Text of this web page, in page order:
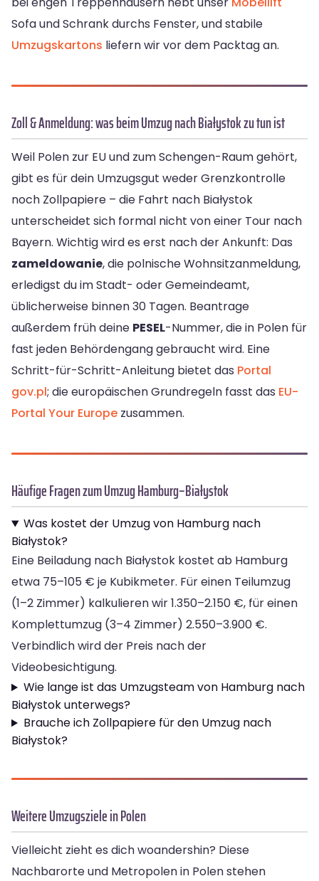
Sofa und Schrank durchs Fenster, und stabile
Umzugskartons liefern wir vor dem Packtag an.
Zoll & Anmeldung: was beim Umzug nach Białystok zu tun ist
Weil Polen zur EU und zum Schengen-Raum gehört,
gibt es für dein Umzugsgut weder Grenzkontrolle
noch Zollpapiere – die Fahrt nach Białystok
unterscheidet sich formal nicht von einer Tour nach
Bayern. Wichtig wird es erst nach der Ankunft: Das
zameldowanie, die polnische Wohnsitzanmeldung,
erledigst du im Stadt- oder Gemeindeamt,
üblicherweise binnen 30 Tagen. Beantrage
außerdem früh deine PESEL-Nummer, die in Polen für
fast jeden Behördengang gebraucht wird. Eine
Schritt-für-Schritt-Anleitung bietet das Portal
gov.pl; die europäischen Grundregeln fasst das EU-
Portal Your Europe zusammen.
Häufige Fragen zum Umzug Hamburg–Białystok
Was kostet der Umzug von Hamburg nach
Białystok?
Eine Beiladung nach Białystok kostet ab Hamburg
etwa 75–105 € je Kubikmeter. Für einen Teilumzug
(1–2 Zimmer) kalkulieren wir 1.350–2.150 €, für einen
Komplettumzug (3–4 Zimmer) 2.550–3.900 €.
Verbindlich wird der Preis nach der
Videobesichtigung.
Wie lange ist das Umzugsteam von Hamburg nach
Białystok unterwegs?
Brauche ich Zollpapiere für den Umzug nach
Białystok?
Weitere Umzugsziele in Polen
Vielleicht zieht es dich woandershin? Diese
Nachbarorte und Metropolen in Polen stehen